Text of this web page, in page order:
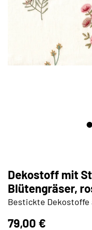
Dekostoff mit
Blütengräser,
Bestickte Dekostoffe
79,00 €